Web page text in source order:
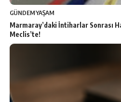
GÜNDEMYAŞAM
Marmaray’daki İntiharlar Sonrası
Meclis’te!